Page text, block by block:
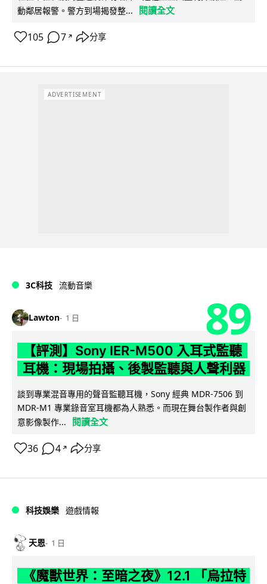
動鄰居報警。警方到場揭發整...
閱讀全文
105 7 ↗ 分享
ADVERTISEMENT
3C科技 流動音樂
Lawton 1 日 89
【評測】Sony IER-M500 入耳式監聽
耳機：現場拍攝、後製監聽與人聲利器
談到專業混音專用的聲音監聽耳機，Sony 經典 MDR-7506 到
MDR-M1 專業錄音室耳機都為人熟悉。而現在舞台製作者與創
意影像製作...
閱讀全文
36 4 ↗ 分享
科技娛樂 遊戲情報
天恩 1 日
《魔獸世界：至暗之夜》12.1 「烏拉特